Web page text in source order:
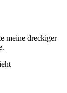
meine dreckiger